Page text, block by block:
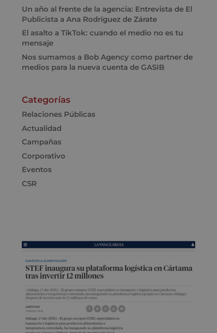
Un año al frente de la agencia: Entrevista de El
Publicista a Ana Rodríguez de Zárate
El asalto a TikTok: cuando el medio no es tu
mensaje
Nos sumamos a Bob Agency como partner de
medios para la nueva cuenta de GASIB
Categorías
Relaciones Públicas
Actualidad
Campañas
Corporativo
Eventos
CSR